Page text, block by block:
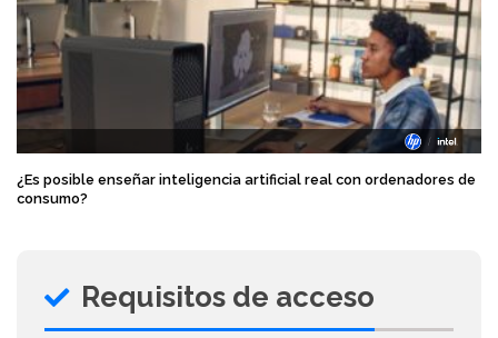
¿Es posible enseñar inteligencia artificial real con ordenadores de
consumo?
Requisitos de acceso